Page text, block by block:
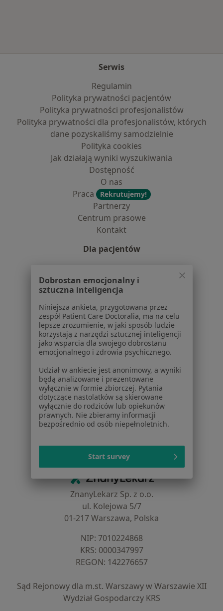
Serwis
Regulamin
Polityka prywatności pacjentów
Polityka prywatności profesjonalistów
Polityka prywatności dla profesjonalistów, których
dane pozyskaliśmy samodzielnie
Polityka cookies
Jak działają wyniki wyszukiwania
Dostępność
O nas
Praca
Rekrutujemy!
Partnerzy
Centrum prasowe
Kontakt
Dla pacjentów
Placówki medyczne
Pytania i odpowiedzi
Usługi i zabiegi
Choroby
Pomoc
Aplikacje mobilne
Blog dla pacjentów
Dla profesjonalistów
Cennik
Dla lekarzy
Dla placówek medycznych
Noa Notes
nowość
Kontakt
ZnanyLekarz Sp. z o.o.
ul. Kolejowa 5/7
01-217 Warszawa, Polska
NIP: ⁠7010224868
KRS: ⁠0000347997
REGON: ⁠142276657
Sąd Rejonowy dla m.st. Warszawy w Warszawie XII
Wydział Gospodarczy KRS
Dobrostan emocjonalny i
sztuczna inteligencja
Niniejsza ankieta, przygotowana przez
zespół Patient Care Doctoralia, ma na celu
lepsze zrozumienie, w jaki sposób ludzie
korzystają z narzędzi sztucznej inteligencji
jako wsparcia dla swojego dobrostanu
emocjonalnego i zdrowia psychicznego.
Udział w ankiecie jest anonimowy, a wyniki
będą analizowane i prezentowane
wyłącznie w formie zbiorczej. Pytania
dotyczące nastolatków są skierowane
wyłącznie do rodziców lub opiekunów
prawnych. Nie zbieramy informacji
bezpośrednio od osób niepełnoletnich.
Start survey